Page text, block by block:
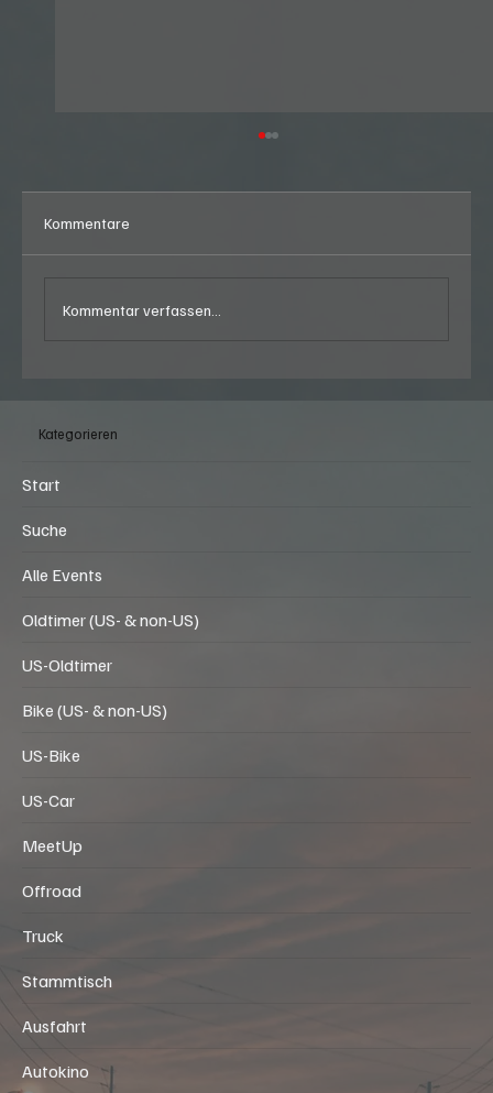
07.08.2026, ab 18:00 Uhr
Kommentare
Kommentar verfassen...
Kategorieren
Start
Suche
Alle Events
Oldtimer (US- & non-US)
US-Oldtimer
Bike (US- & non-US)
US-Bike
US-Car
MeetUp
Offroad
Truck
Stammtisch
Ausfahrt
Autokino